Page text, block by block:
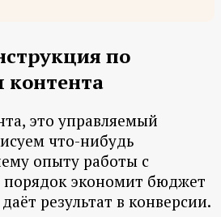
по
контента
это управляемый
что-нибудь
опыту работы с
порядок экономит бюджет
результат в конверсии.